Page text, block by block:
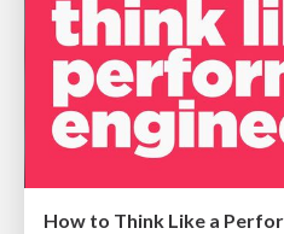
How to Think Like a